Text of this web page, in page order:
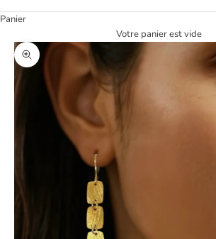
Panier
Votre panier est vide
Zoomer sur l'image